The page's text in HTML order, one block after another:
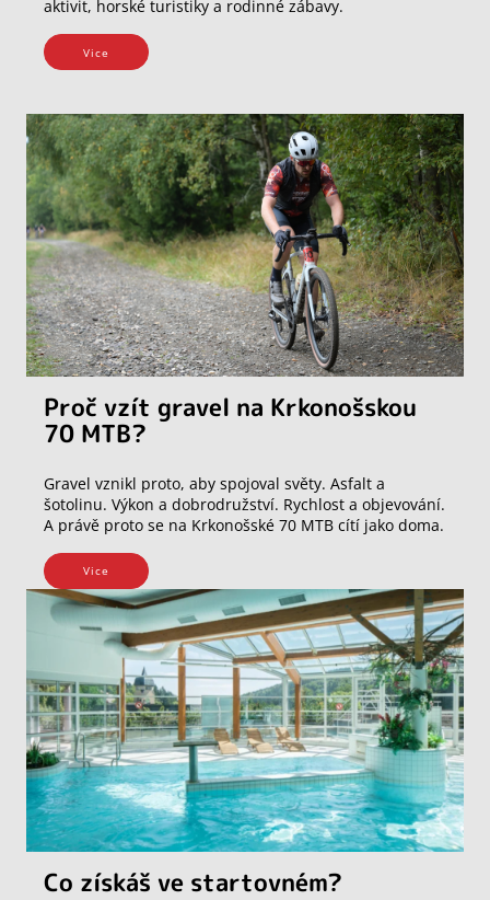
aktivit, horské turistiky a rodinné zábavy.
Vice
Proč vzít gravel na Krkonošskou
70 MTB?
Gravel vznikl proto, aby spojoval světy. Asfalt a
šotolinu. Výkon a dobrodružství. Rychlost a objevování.
A právě proto se na Krkonošské 70 MTB cítí jako doma.
Vice
Co získáš ve startovném?